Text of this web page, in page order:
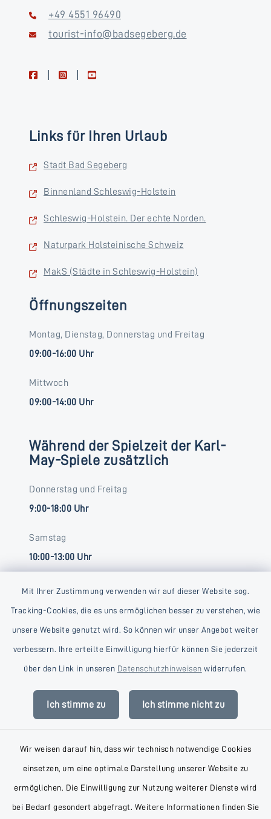
Mit Ihrer Zustimmung verwenden wir auf dieser Website sog.
Tracking-Cookies, die es uns ermöglichen besser zu verstehen, wie
unsere Website genutzt wird. So können wir unser Angebot weiter
verbessern. Ihre erteilte Einwilligung hierfür können Sie jederzeit
über den Link in unseren Datenschutzhinweisen widerrufen.
Ich stimme zu Ich stimme nicht zu
Wir weisen darauf hin, dass wir technisch notwendige Cookies
einsetzen, um eine optimale Darstellung unserer Website zu
ermöglichen. Die Einwilligung zur Nutzung weiterer Dienste wird
bei Bedarf gesondert abgefragt. Weitere Informationen finden Sie
+49 4551 96490
tourist-info@badsegeberg.de
facebookinstagramyoutube
Links für Ihren Urlaub
Stadt Bad Segeberg
Binnenland Schleswig-Holstein
Schleswig-Holstein. Der echte Norden.
Naturpark Holsteinische Schweiz
MakS (Städte in Schleswig-Holstein)
Öffnungszeiten
Montag, Dienstag, Donnerstag und Freitag
09:00-16:00 Uhr
Mittwoch
09:00-14:00 Uhr
Während der Spielzeit der Karl-
May-Spiele zusätzlich
Donnerstag und Freitag
9:00-18:00 Uhr
Samstag
10:00-13:00 Uhr
Kontakt
Datenschutz
Impressum
Sitemap